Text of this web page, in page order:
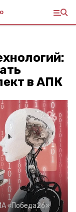
в АПК
«Победа26»